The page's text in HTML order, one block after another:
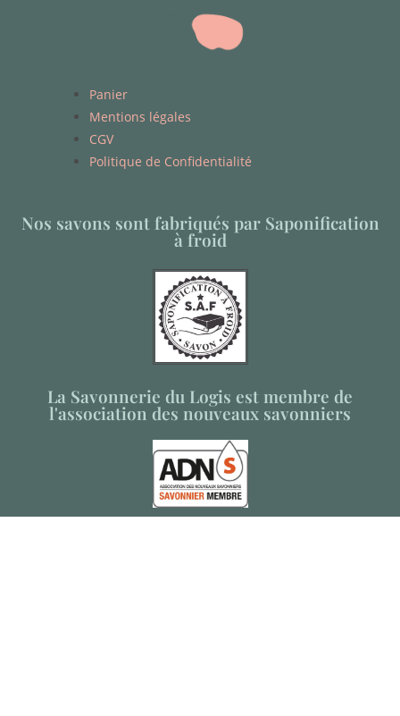
Panier
Mentions légales
CGV
Politique de Confidentialité
Nos savons sont fabriqués par Saponification
à froid
La Savonnerie du Logis est membre de
l'association des nouveaux savonniers